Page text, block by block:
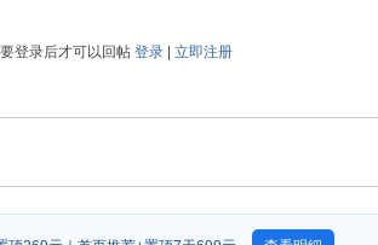
登录后才可以回帖 登录| 立即注册